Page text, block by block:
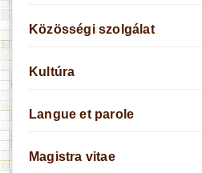
Közösségi szolgálat
Kultúra
Langue et parole
Magistra vitae